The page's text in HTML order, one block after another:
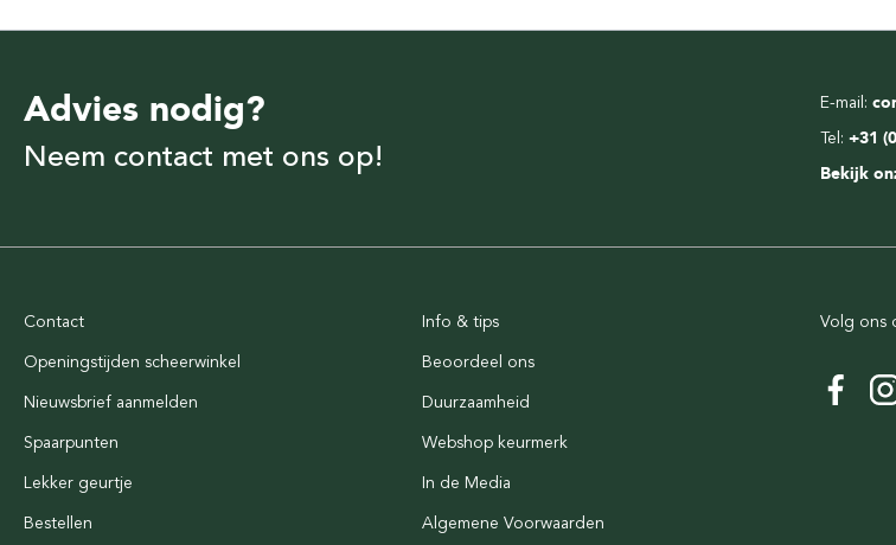
E-mail:
Tel: +31
Bekijk
Advies nodig?
Neem contact met ons op!
Contact
Openingstijden scheerwinkel
Nieuwsbrief aanmelden
Spaarpunten
Lekker geurtje
Bestellen
Info & tips
Beoordeel ons
Duurzaamheid
Webshop keurmerk
In de Media
Algemene Voorwaarden
Volg ons